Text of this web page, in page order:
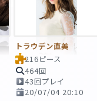
トラウデン直美
216ピース
464回
43回プレイ
20/07/04 20:10